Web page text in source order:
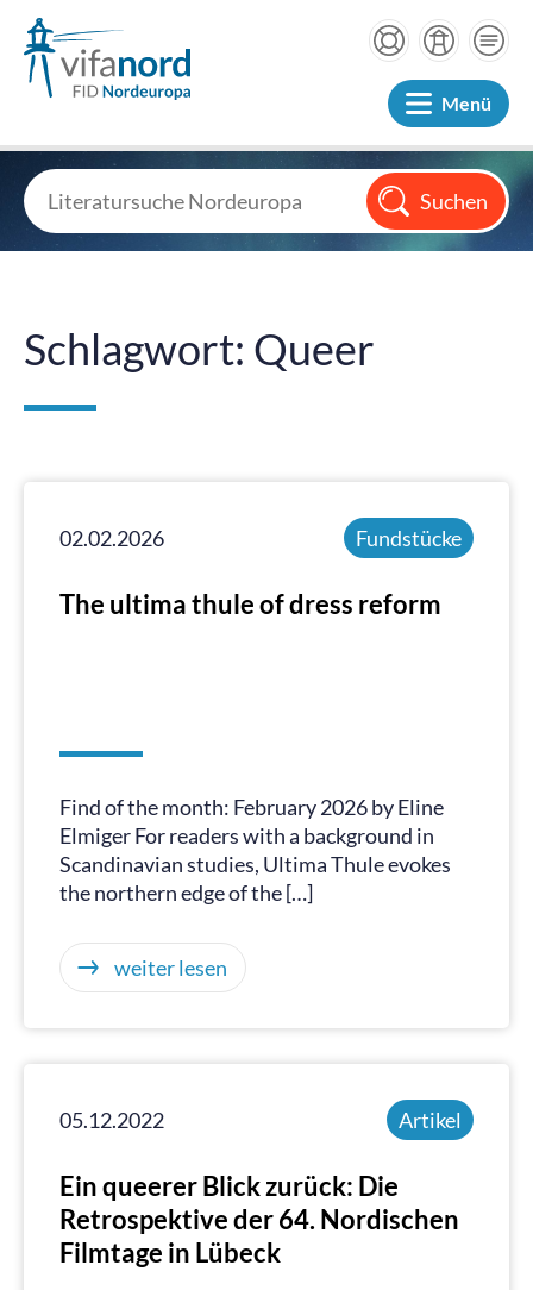
Menü
Schlagwort: Queer
02.02.2026 Fundstücke
The ultima thule of dress reform
Find of the month: February 2026 by Eline
Elmiger For readers with a background in
Scandinavian studies, Ultima Thule evokes
the northern edge of the […]
weiter lesen
05.12.2022 Artikel
Ein queerer Blick zurück: Die
Retrospektive der 64. Nordischen
Filmtage in Lübeck